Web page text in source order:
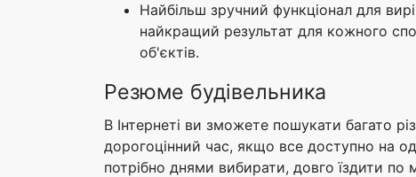
Найбільш зручний функціонал для
найкращий результат для кожного
об'єктів.
Резюме будівельника
В Інтернеті ви зможете пошукати багато
дорогоцінний час, якщо все доступно на
потрібно днями вибирати, довго їздити